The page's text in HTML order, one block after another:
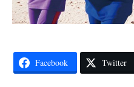
Facebook Twitter